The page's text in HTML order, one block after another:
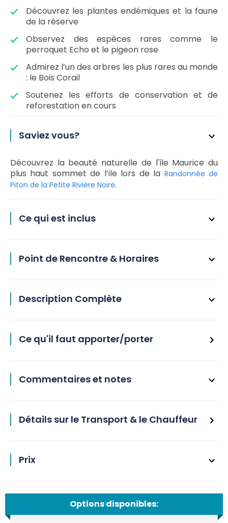
Découvrez les plantes endémiques et la faune
de la réserve
Observez des espèces rares comme le
perroquet Echo et le pigeon rose
Admirez l’un des arbres les plus rares au monde
: le Bois Corail
Soutenez les efforts de conservation et de
reforestation en cours
Saviez vous?
Découvrez la beauté naturelle de l'île Maurice du
plus haut sommet de l’ile lors de la Randonnée de
Piton de la Petite Rivière Noire.
Ce qui est inclus
Point de Rencontre & Horaires
Description Complète
Ce qu'il faut apporter/porter
Commentaires et notes
Détails sur le Transport & le Chauffeur
Prix
Options disponibles: